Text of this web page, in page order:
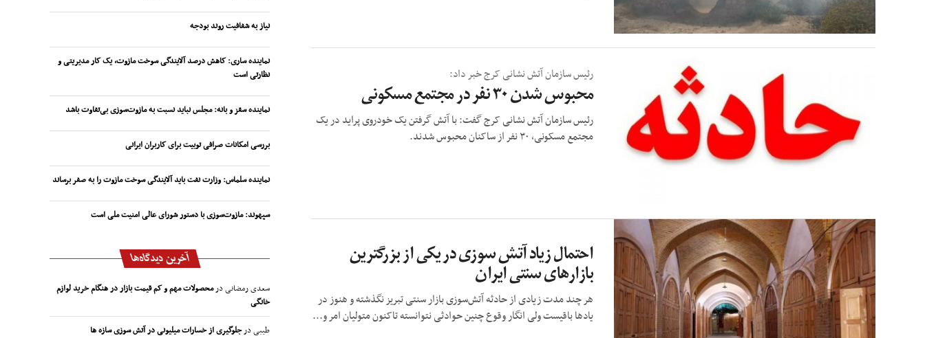
رئیس سازمان آتش نشانی کرج خبر داد:
محبوس شدن ۳۰ نفر در مجتمع مسکونی
رئیس سازمان آتش نشانی کرج گفت: با آتش گرفتن یک خودروی پراید در یک
مجتمع مسکونی، ۳۰ نفر از ساکنان محبوس شدند.
احتمال زیاد آتش سوزی در یکی از بزرگترین
بازارهای سنتی ایران
هر چند مدت زیادی از حادثه آتش‌سوزی بازار سنتی تبریز نگذشته و هنوز در
یادها باقیست ولی انگار وقوع چنین حوادثی نتوانسته تاکنون متولیان امر و...
نیاز به شفافیت روند بودجه
نماینده ساری: کاهش درصد آلایندگی سوخت مازوت، یک کار مدیریتی و
نظارتی است
نماینده سقز و بانه: مجلس نباید نسبت به مازوت‌سوزی بی‌تفاوت باشد
بررسی امکانات صرافی توبیت برای کاربران ایرانی
نماینده سلماس: وزارت نفت باید آلایندگی سوخت مازوت را به صفر برساند
سپهوند:‌ مازوت‌سوزی با دستور شورای عالی امنیت ملی است
آخرین دیدگاه‌ها
سعدی رمضانیدرمحصولات مهم و کم قیمت بازار در هنگام خرید لوازم
خانگی
طیبیدرجلوگیری از خسارات میلیونی در آتش سوزی سازه ها